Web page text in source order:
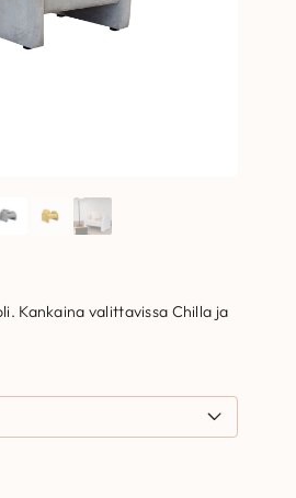
Kankaina valittavissa Chilla ja